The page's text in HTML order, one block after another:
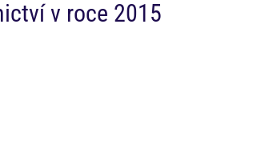
v roce 2015